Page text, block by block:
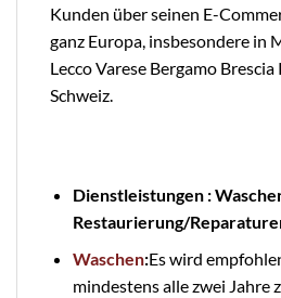
Kunden über seinen E-
ganz Europa, insbesondere in
Lecco Varese Bergamo
Schweiz.
Dienstleistungen :
Restaurierung/
Waschen:Es wird
mindestens alle zwei Jahre